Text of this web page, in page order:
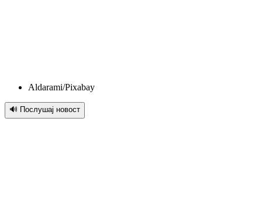
Aldarami/Pixabay
🔊 Послушај новост